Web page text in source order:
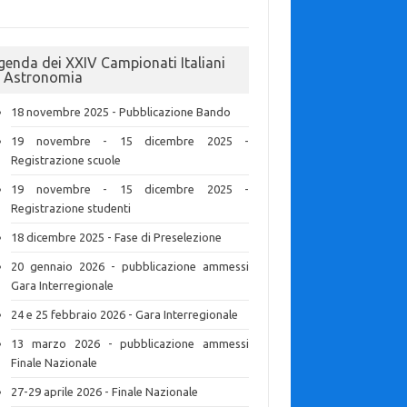
dei XXIV Campionati Italiani
Astronomia
18 novembre 2025 - Pubblicazione Bando
19 novembre - 15 dicembre 2025 -
Registrazione scuole
19 novembre - 15 dicembre 2025 -
Registrazione studenti
18 dicembre 2025 - Fase di Preselezione
20 gennaio 2026 - pubblicazione ammessi
Gara Interregionale
24 e 25 febbraio 2026 - Gara Interregionale
13 marzo 2026 - pubblicazione ammessi
Finale Nazionale
27-29 aprile 2026 - Finale Nazionale